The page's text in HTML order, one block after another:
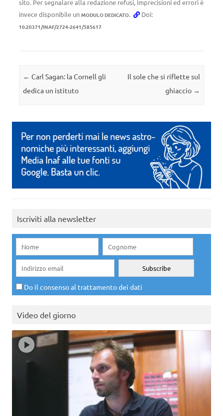
sito. Per segnalare alla redazione refusi, imprecisioni ed errori è
invece disponibile un MODULO DEDICATO. Doi:
10.20371/INAF/2724-2641/585617
Navigazione articolo
← Carl Sagan: la Cornell gli
dedica un istituto
Il sole che si riflette sul
ghiaccio →
Iscriviti alla newsletter
Do il consenso al trattamento dei dati
Video del giorno